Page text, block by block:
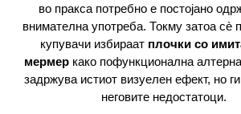
во пракса потребно е постојано
внимателна употреба. Токму затоа сè
купувачи избираат плочки со
мермеркако пофункционална
задржува истиот визуелен ефект, но
неговите недостатоци.